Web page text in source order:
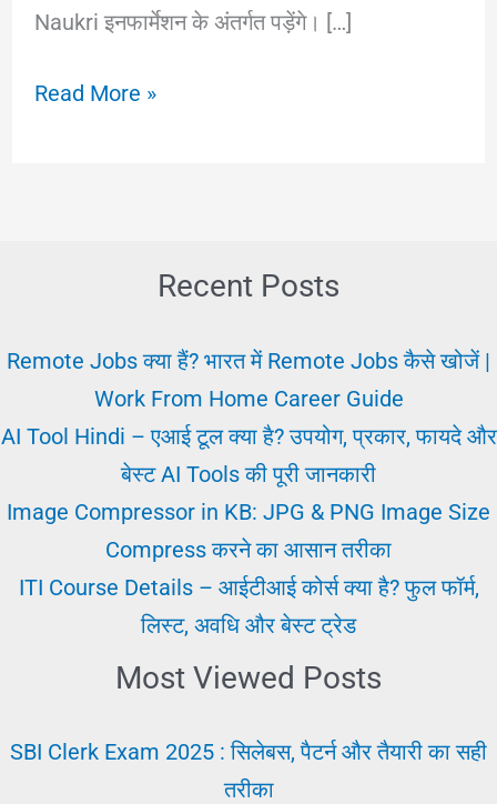
Naukri इनफार्मेशन के अंतर्गत पड़ेंगे। […]
महिलाओं
Govt
2025
Sarkari
Read More »
Recent Posts
Remote Jobs क्या हैं? भारत में Remote Jobs कैसे खोजें |
Work From Home Career Guide
AI Tool Hindi – एआई टूल क्या है? उपयोग, प्रकार, फायदे और
बेस्ट AI Tools की पूरी जानकारी
Image Compressor in KB: JPG & PNG Image Size
Compress करने का आसान तरीका
ITI Course Details – आईटीआई कोर्स क्या है? फुल फॉर्म,
लिस्ट, अवधि और बेस्ट ट्रेड
Most Viewed Posts
SBI Clerk Exam 2025 : सिलेबस, पैटर्न और तैयारी का सही
तरीका